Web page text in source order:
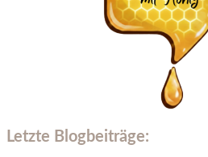
Letzte Blogbeiträge: